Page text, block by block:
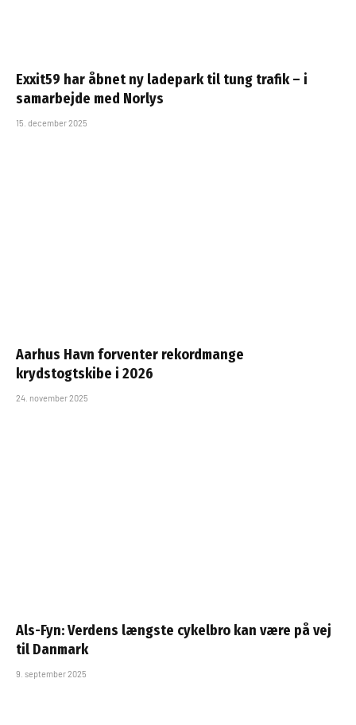
Exxit59 har åbnet ny ladepark til tung trafik – i
samarbejde med Norlys
15. december 2025
Aarhus Havn forventer rekordmange
krydstogtskibe i 2026
24. november 2025
Als-Fyn: Verdens længste cykelbro kan være på vej
til Danmark
9. september 2025